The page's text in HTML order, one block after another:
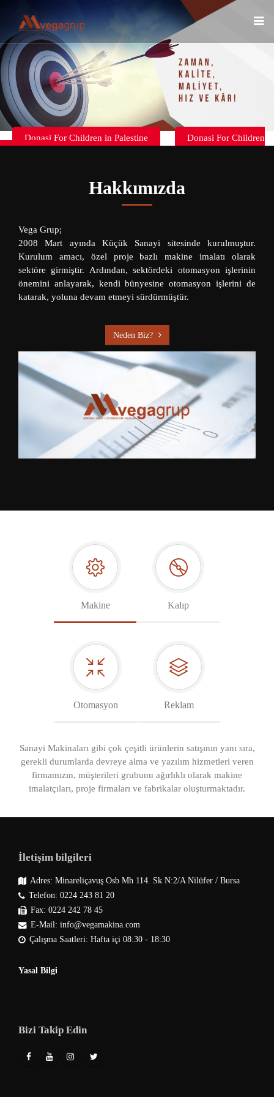
Donasi For Children in Palestine
Donasi For Children
Hakkımızda
Vega Grup;
2008 Mart ayında Küçük Sanayi sitesinde kurulmuştur.
Kurulum amacı, özel proje bazlı makine imalatı olarak
sektöre girmiştir. Ardından, sektördeki otomasyon işlerinin
önemini anlayarak, kendi bünyesine otomasyon işlerini de
katarak, yoluna devam etmeyi sürdürmüştür.
Neden Biz?
Makine Kalıp
Otomasyon Reklam
Sanayi Makinaları gibi çok çeşitli ürünlerin satışının yanı sıra,
gerekli durumlarda devreye alma ve yazılım hizmetleri veren
firmamızın, müşterileri grubunu ağırlıklı olarak makine
imalatçıları, proje firmaları ve fabrikalar oluşturmaktadır.
İletişim bilgileri
Adres: Minareliçavuş Osb Mh 114. Sk N:2/A Nilüfer / Bursa
Telefon: 0224 243 81 20
Fax: 0224 242 78 45
E-Mail: info@vegamakina.com
Çalışma Saatleri: Hafta içi 08:30 - 18:30
Yasal Bilgi
Bizi Takip Edin